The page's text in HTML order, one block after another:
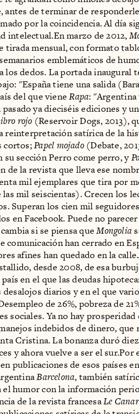
antes de terminar de
por la coincidencia. Al día
intelectual.En marzo de 2012,
tirada mensual, con formato
emblemáticos de
los dedos. La portada
"España tiene una salida
del que vieneRapa:
ya dieciséis ediciones y
rojo (Reservoir Dogs, 2013),
reinterpretación satírica de la
cortos;Papel mojado(Debate,
sección Perro come perro, y
de la revista que lleva ese
mil ejemplares que tira por
las mil seiscientas). Crecen los
Superan los cien mil
en Facebook. Puede no
si se piensa queMongolia
han cerrado en
afines han quedado en la calle.
desde 2008, de esa
en el que las deudas
diarios y en el que
de 26%, pobreza de
sociales. Ya no hay
indebidos de dinero, que
Cristina. La bonanza duró
y ahora vuelve a ser el sur.Por
publicaciones de esos países
Barcelona, también
el humor con la información
de la revista francesaLe